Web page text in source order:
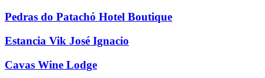
Pedras do Patachó Hotel Boutique
Estancia Vik José Ignacio
Cavas Wine Lodge